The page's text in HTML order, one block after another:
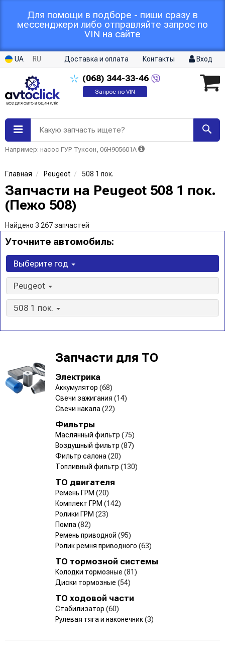
Для помощи в подборе - пиши сразу в
мессенджери либо отправляйте запрос по
VIN на сайте
UA RU Доставка и оплата Контакты Вход
(068) 344-33-46
Запрос по VIN
Какую запчасть ищете?
Например: насос ГУР Туксон, 06H905601A
Главная Peugeot 508 1 пок.
Запчасти на Peugeot 508 1 пок.
(Пежо 508)
Найдено 3 267 запчастей
Уточните автомобиль:
Выберите год
Peugeot
508 1 пок.
Запчасти для ТО
Электрика
Аккумулятор (68)
Свечи зажигания (14)
Свечи накала (22)
Фильтры
Маслянный фильтр (75)
Воздушный фильтр (87)
Фильтр салона (20)
Топливный фильтр (130)
ТО двигателя
Ремень ГРМ (20)
Комплект ГРМ (142)
Ролики ГРМ (23)
Помпа (82)
Ремень приводной (95)
Ролик ремня приводного (63)
ТО тормозной системы
Колодки тормозные (81)
Диски тормозные (54)
ТО ходовой части
Стабилизатор (60)
Рулевая тяга и наконечник(3)